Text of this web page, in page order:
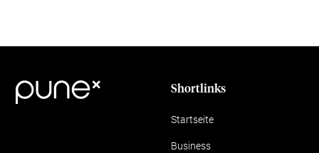
Shortlinks
Startseite
Business